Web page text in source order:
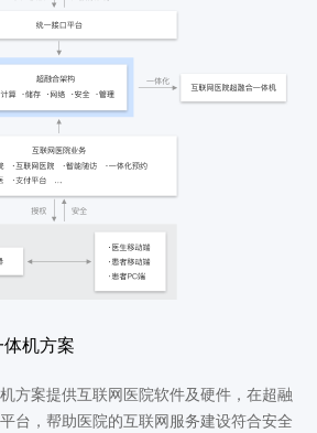
机方案
方案提供互联网医院软件及硬件，在超融
台，帮助医院的互联网服务建设符合安全